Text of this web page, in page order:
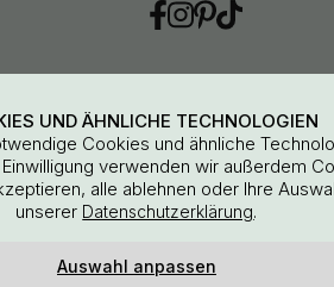
UND ÄHNLICHE TECHNOLOGIEN
Cookies und ähnliche
verwenden wir außerdem
alle ablehnen oder Ihre
unserer Datenschutzerklärung.
Auswahl anpassen